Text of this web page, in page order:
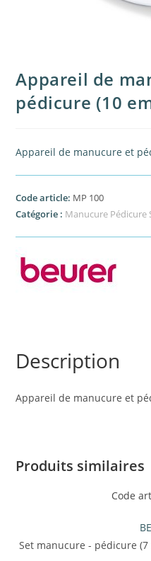
Appareil de
pédicure (10
Appareil de manucure et
Code article: MP 100
Catégorie : Manucure Pédicure
Description
Appareil de manucure et
Produits similaires
Code
Set manucure - pédicure